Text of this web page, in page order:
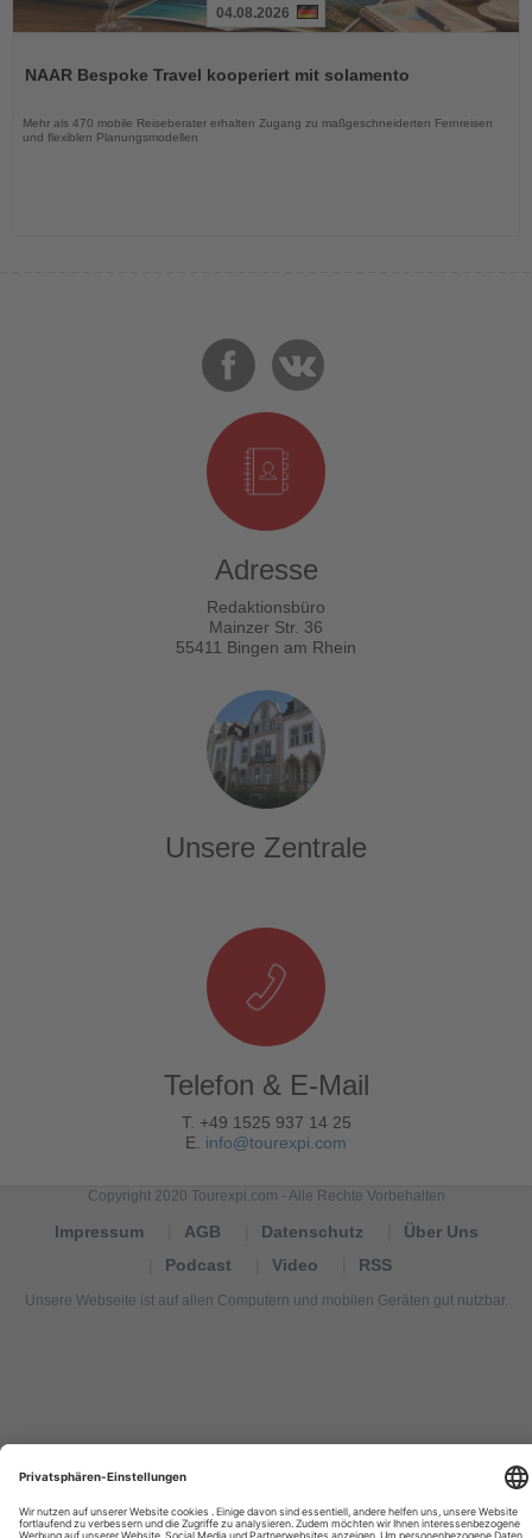
die
04.08.2026
NAAR Bespoke Travel kooperiert mit solamento
Mehr als 470 mobile Reiseberater erhalten Zugang zu maßgeschneiderten Fernreisen
und flexiblen Planungsmodellen
Adresse
Redaktionsbüro
Mainzer Str. 36
55411 Bingen am Rhein
Unsere Zentrale
Telefon & E-Mail
T. +49 1525 937 14 25
E. info@tourexpi.com
Copyright 2020 Tourexpi.com - Alle Rechte Vorbehalten
Impressum AGB Datenschutz
Über Uns
Podcast
Video RSS
Unsere Webseite ist auf allen Computern und mobilen Geräten gut nutzbar.
news,
turismo,